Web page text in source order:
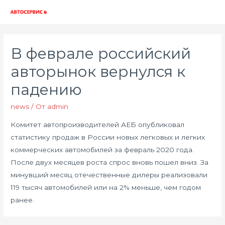
В феврале российский
авторынок вернулся к
падению
news / От admin
Комитет автопроизводителей АЕБ опубликовал
статистику продаж в России новых легковых и легких
коммерческих автомобилей за февраль 2020 года.
После двух месяцев роста спрос вновь пошел вниз. За
минувший месяц отечественные дилеры реализовали
119 тысяч автомобилей или на 2% меньше, чем годом
ранее.